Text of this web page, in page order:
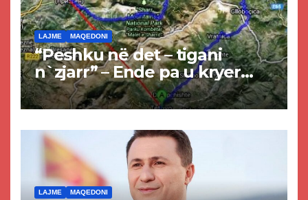
LAJME MAQEDONI
“Peshku në det – tigani
n`zjarr” – Ende pa u kryer
projekti i tunelit, komuna e
Tetovës nis punimet për
LAJME MAQEDONI